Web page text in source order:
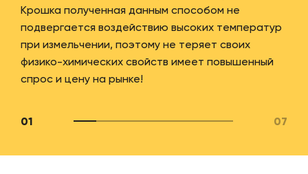
Крошка полученная данным способом не
подвергается воздействию высоких температур
при измельчении, поэтому не теряет своих
физико-химических свойств имеет повышенный
спрос и цену на рынке!
01 07